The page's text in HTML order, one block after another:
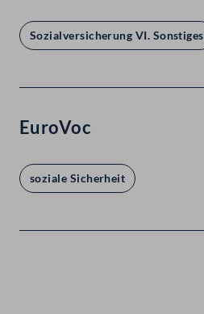
Sozialversicherung VI. Sonstiges
EuroVoc
soziale Sicherheit